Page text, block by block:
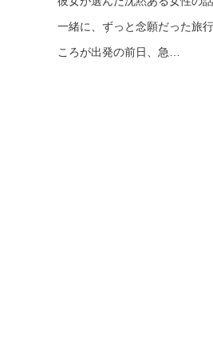
一緒に、ずっと念願だった旅
ころが出発の前日、急…